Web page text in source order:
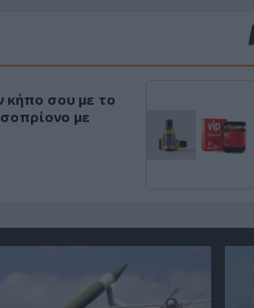
σου με το
με